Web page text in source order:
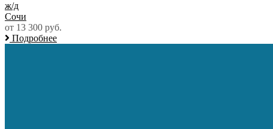
ж/д
Сочи
от 13 300 руб.
Подробнее